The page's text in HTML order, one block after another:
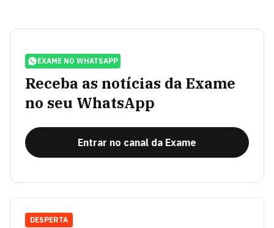
EXAME NO WHATSAPP
Receba as notícias da Exame
no seu WhatsApp
Entrar no canal da Exame
DESPERTA